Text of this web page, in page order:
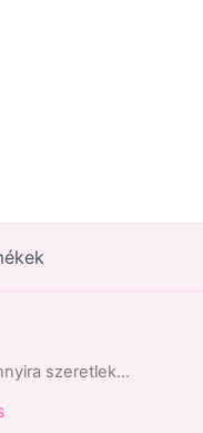
szeretlek…